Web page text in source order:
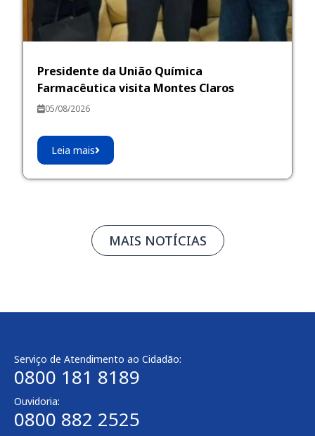
Presidente da União Química
Farmacêutica visita Montes Claros
05/08/2026
Leia mais
MAIS NOTÍCIAS
Serviço de Atendimento ao Cidadão:
0800 181 8189
Ouvidoria:
0800 882 2525